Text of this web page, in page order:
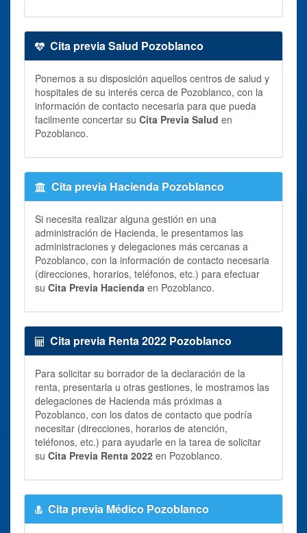
Cita previa Salud Pozoblanco
Ponemos a su disposición aquellos centros de salud y
hospitales de su interés cerca de Pozoblanco, con la
información de contacto necesaria para que pueda
facilmente concertar su Cita Previa Salud en
Pozoblanco.
Cita previa Hacienda Pozoblanco
Si necesita realizar alguna gestión en una
administración de Hacienda, le presentamos las
administraciones y delegaciones más cercanas a
Pozoblanco, con la información de contacto necesaria
(direcciones, horarios, teléfonos, etc.) para efectuar
su Cita Previa Hacienda en Pozoblanco.
Cita previa Renta 2022 Pozoblanco
Para solicitar su borrador de la declaración de la
renta, presentarla u otras gestiones, le mostramos las
delegaciones de Hacienda más próximas a
Pozoblanco, con los datos de contacto que podría
necesitar (direcciones, horarios de atención,
teléfonos, etc.) para ayudarle en la tarea de solicitar
su Cita Previa Renta 2022 en Pozoblanco.
Cita previa Médico Pozoblanco